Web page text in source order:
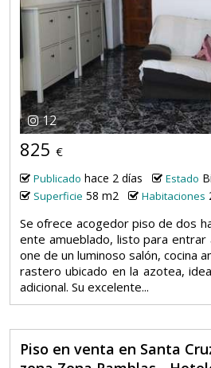
12
825 €
Publicado hace 2 días Estado
Superficie 58 m2 Habitaciones
Se ofrece acogedor piso de dos
ente amueblado, listo para entrar
one de un luminoso salón, cocina
rastero ubicado en la azotea,
adicional. Su excelente...
Piso en venta en Santa